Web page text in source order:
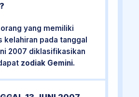
yang memiliki
kelahiran pada tanggal
2007 diklasifikasikan
zodiak Gemini.